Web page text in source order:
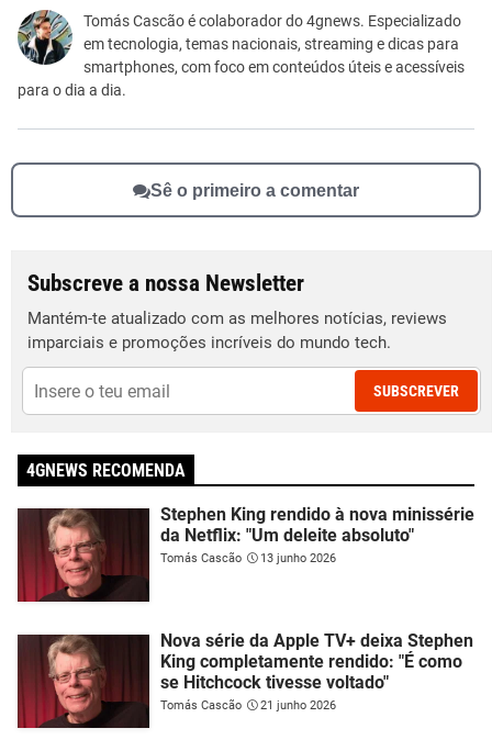
Este conteúdo não tem a informação que procuro
Outro
Tomás Cascão é colaborador do 4gnews. Especializado
em tecnologia, temas nacionais, streaming e dicas para
smartphones, com foco em conteúdos úteis e acessíveis
para o dia a dia.
Sê o primeiro a comentar
Subscreve a nossa Newsletter
Mantém-te atualizado com as melhores notícias, reviews
imparciais e promoções incríveis do mundo tech.
SUBSCREVER
4GNEWS RECOMENDA
Stephen King rendido à nova minissérie
da Netflix: "Um deleite absoluto"
Tomás Cascão 13 junho 2026
Nova série da Apple TV+ deixa Stephen
King completamente rendido: "É como
se Hitchcock tivesse voltado"
Tomás Cascão 21 junho 2026